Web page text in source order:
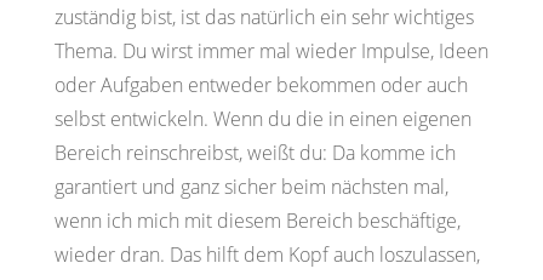
zuständig bist, ist das natürlich ein sehr wichtiges
Thema. Du wirst immer mal wieder Impulse, Ideen
oder Aufgaben entweder bekommen oder auch
selbst entwickeln. Wenn du die in einen eigenen
Bereich reinschreibst, weißt du: Da komme ich
garantiert und ganz sicher beim nächsten mal,
wenn ich mich mit diesem Bereich beschäftige,
wieder dran. Das hilft dem Kopf auch loszulassen,